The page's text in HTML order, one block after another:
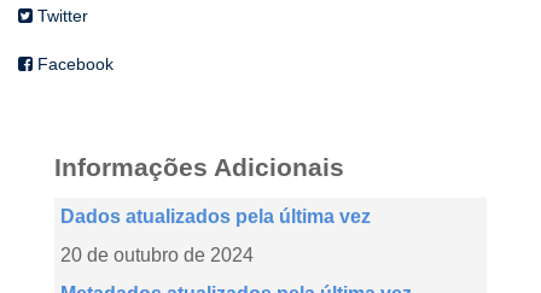
Twitter
Facebook
Informações Adicionais
Dados atualizados pela última vez
20 de outubro de 2024